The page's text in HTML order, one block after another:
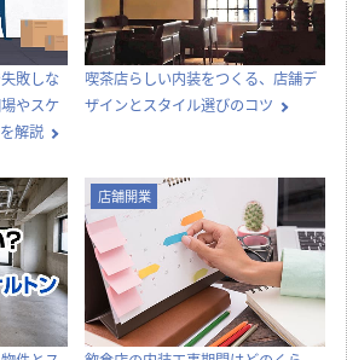
敗しな
やスケ
解説
喫茶店らしい内装をつくる、店舗デ
ザインとスタイル選びのコツ
店舗開業